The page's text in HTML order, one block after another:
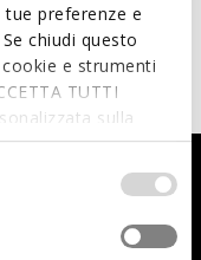
preferenze e
chiudi questo
e strumenti
TUTTI
sulla
quali cookies ed
Per maggiori
momento le
JUNIOR
and flexible barefoot
3 COLORS
with all the latest